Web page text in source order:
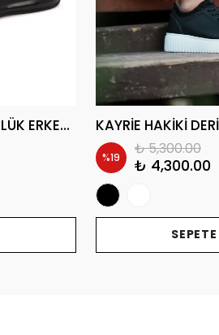
MONA HAKİKİ DERİ GÜNLÜK ERKEK SNEAKER AYAKKABI
%19 ₺ 5,300.00
₺ 4,300.00